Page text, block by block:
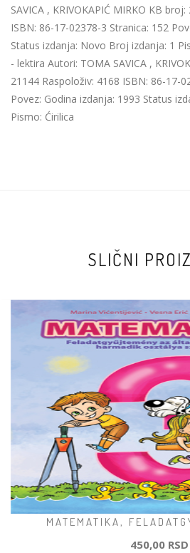
SAVICA , KRIVOKAPIĆ MIRKO KB
ISBN: 86-17-02378-3 Stranica: 152
Status izdanja: Novo Broj izdanja: 1
- lektira Autori: TOMA SAVICA ,
21144 Raspoloživ: 4168 ISBN: 86-17-
Povez: Godina izdanja: 1993 Status
Pismo: Ćirilica
SLIČNI
MATEMATIKA,
450,00 RSD